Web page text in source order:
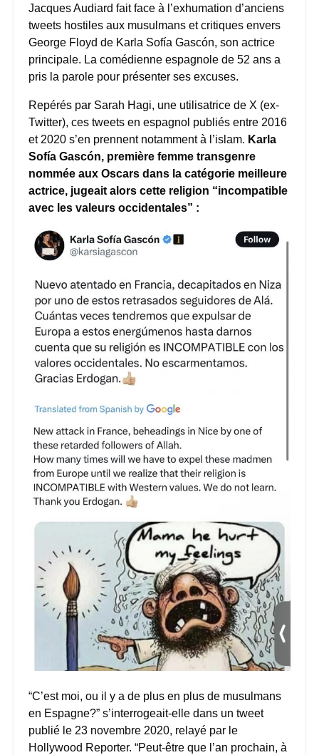
Jacques Audiard fait face à l’exhumation d’anciens
tweets hostiles aux musulmans et critiques envers
George Floyd de Karla Sofía Gascón, son actrice
principale. La comédienne espagnole de 52 ans a
pris la parole pour présenter ses excuses.
Repérés par Sarah Hagi, une utilisatrice de X (ex-
Twitter), ces tweets en espagnol publiés entre 2016
et 2020 s’en prennent notamment à l’islam. Karla
Sofía Gascón, première femme transgenre
nommée aux Oscars dans la catégorie meilleure
actrice, jugeait alors cette religion “incompatible
avec les valeurs occidentales” :
“C’est moi, ou il y a de plus en plus de musulmans
en Espagne?” s’interrogeait-elle dans un tweet
publié le 23 novembre 2020, relayé par le
Hollywood Reporter. “Peut-être que l’an prochain, à